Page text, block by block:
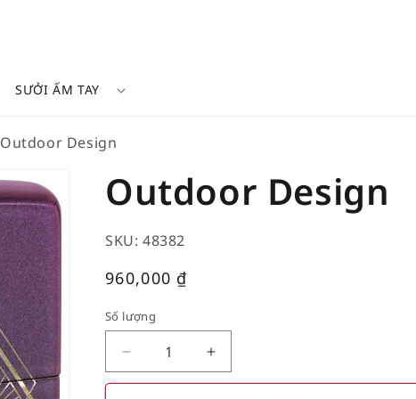
SƯỞI ẤM TAY
Outdoor Design
Outdoor Design
SKU: 48382
Giá
960,000 ₫
Số lượng
Decrease
quantity
Increase
quantity